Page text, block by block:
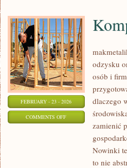
FEBRUARY - 23 - 2026
COMMENTS OFFON
KOMPOSTOWANIE
odzysku
osób i
dlaczego
zamienić
Nowinki
to nie